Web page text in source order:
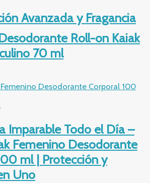
Avanzada y Fragancia
Roll-on Kaiak
70 ml
Imparable Todo el Día –
Femenino Desodorante
ml | Protección y
Uno